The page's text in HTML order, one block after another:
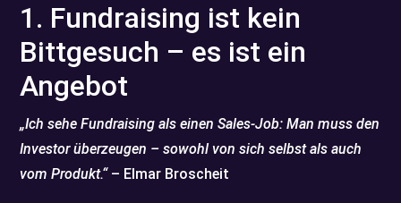
1. Fundraising ist kein
Bittgesuch – es ist ein
Angebot
„Ich sehe Fundraising als einen Sales-Job: Man muss den
Investor überzeugen – sowohl von sich selbst als auch
vom Produkt.“– Elmar Broscheit